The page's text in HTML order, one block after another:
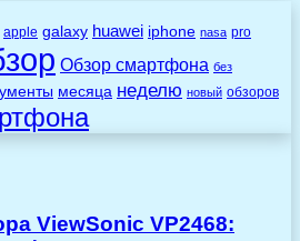
apple galaxy huawei iphone nasa pro
Обзор смартфона без
месяца неделю новый обзоров
ViewSonic VP2468: